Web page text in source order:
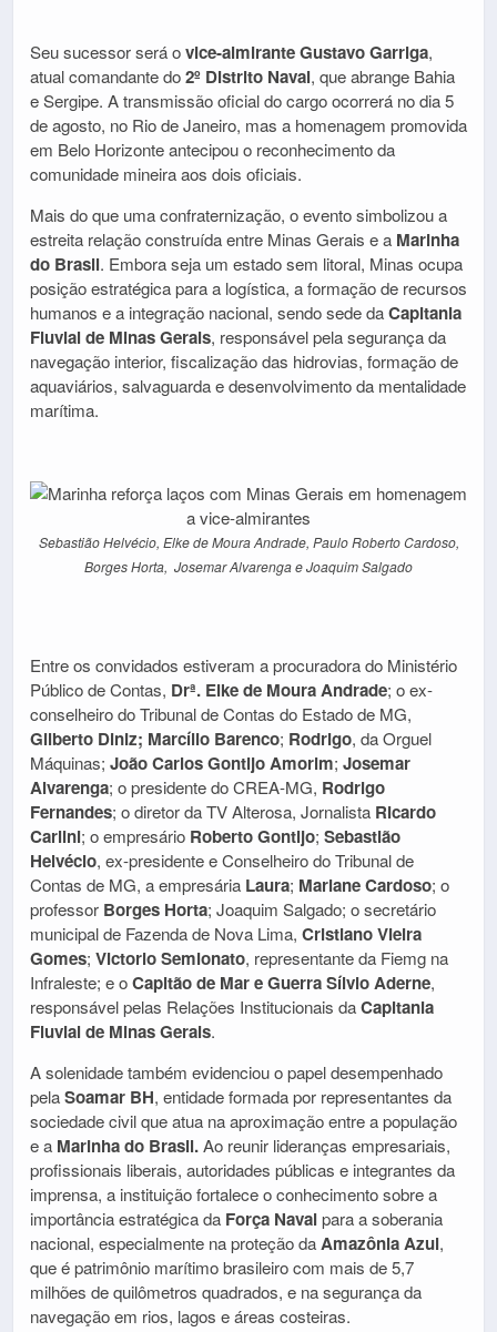
Seu sucessor será ovice-almirante Gustavo Garriga,
atual comandante do2º Distrito Naval, que abrange Bahia
e Sergipe. A transmissão oficial do cargo ocorrerá no dia 5
de agosto, no Rio de Janeiro, mas a homenagem promovida
em Belo Horizonte antecipou o reconhecimento da
comunidade mineira aos dois oficiais.
Mais do que uma confraternização, o evento simbolizou a
estreita relação construída entre Minas Gerais e a Marinha
do Brasil. Embora seja um estado sem litoral, Minas ocupa
posição estratégica para a logística, a formação de recursos
humanos e a integração nacional, sendo sede daCapitania
Fluvial de Minas Gerais, responsável pela segurança da
navegação interior, fiscalização das hidrovias, formação de
aquaviários, salvaguarda e desenvolvimento da mentalidade
marítima.
Sebastião Helvécio, Elke de Moura Andrade, Paulo Roberto Cardoso,
Borges Horta, Josemar Alvarenga e Joaquim Salgado
Entre os convidados estiveram a procuradora do Ministério
Público de Contas, Drª. Elke de Moura Andrade; o ex-
conselheiro do Tribunal de Contas do Estado de MG,
Gilberto Diniz; Marcílio Barenco; Rodrigo, da Orguel
Máquinas; João Carlos Gontijo Amorim; Josemar
Alvarenga; o presidente do CREA-MG, Rodrigo
Fernandes; o diretor da TV Alterosa, Jornalista Ricardo
Carlini; o empresário Roberto Gontijo; Sebastião
Helvécio, ex-presidente e Conselheiro do Tribunal de
Contas de MG, a empresária Laura; Mariane Cardoso; o
professor Borges Horta; Joaquim Salgado; o secretário
municipal de Fazenda de Nova Lima, Cristiano Vieira
Gomes; Victorio Semionato, representante da Fiemg na
Infraleste; e oCapitão de Mar e Guerra Sílvio Aderne,
responsável pelas Relações Institucionais daCapitania
Fluvial de Minas Gerais.
A solenidade também evidenciou o papel desempenhado
pelaSoamar BH, entidade formada por representantes da
sociedade civil que atua na aproximação entre a população
e a Marinha do Brasil.Ao reunir lideranças empresariais,
profissionais liberais, autoridades públicas e integrantes da
imprensa, a instituição fortalece o conhecimento sobre a
importância estratégica da Força Navalpara a soberania
nacional, especialmente na proteção daAmazônia Azul,
que é patrimônio marítimo brasileiro com mais de 5,7
milhões de quilômetros quadrados, e na segurança da
navegação em rios, lagos e áreas costeiras.